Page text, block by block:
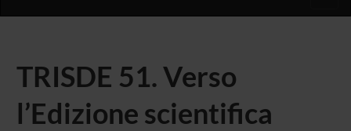
TRISDE 51. Verso
l’Edizione scientifica